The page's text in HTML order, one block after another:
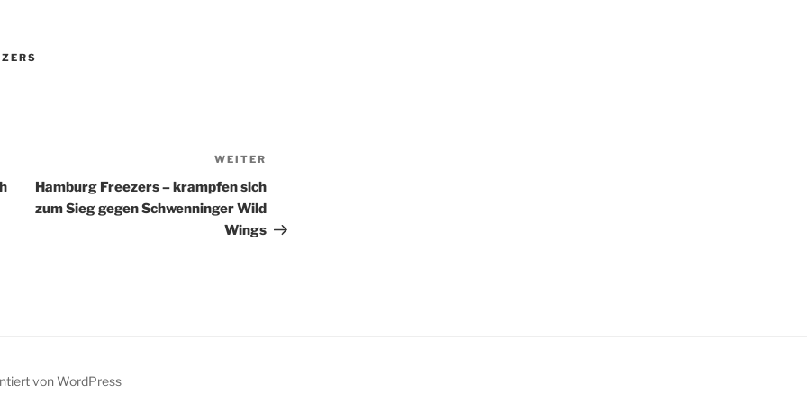
in der
Beitrag
WEITER
Hamburg Freezers – krampfen sich
zum Sieg gegen Schwenninger Wild
Wings
von WordPress